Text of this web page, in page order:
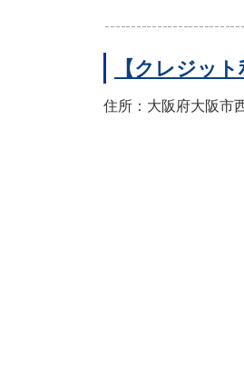
【クレジッ
住所：大阪府大阪市